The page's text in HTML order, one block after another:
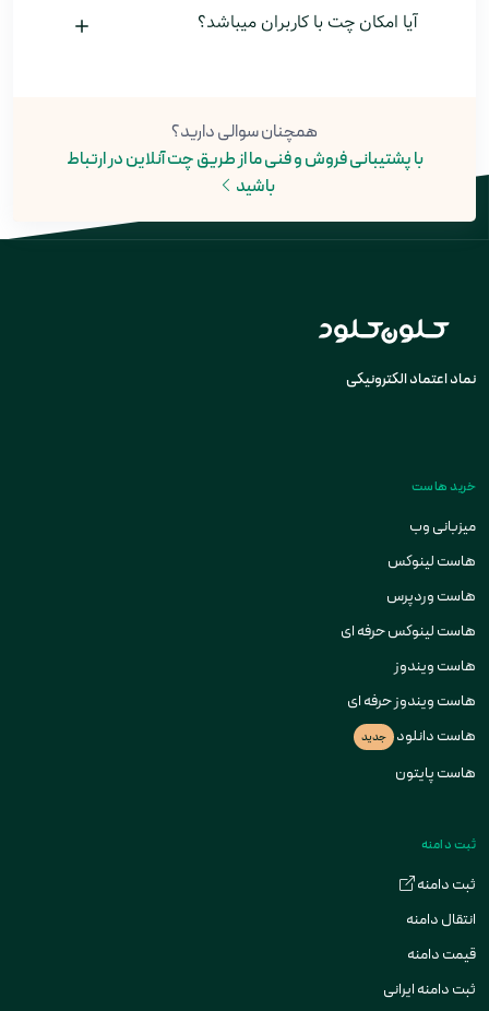
آیا امکان چت با کاربران میباشد؟
همچنان سوالی دارید؟
با پشتیبانی فروش و فنی ما از طریق چت آنلاین در ارتباط
باشید
نماد اعتماد الکترونیکی
خرید هاست
میزبانی وب
هاست لینوکس
هاست وردپرس
هاست لینوکس حرفه ای
هاست ویندوز
هاست ویندوز حرفه ای
هاست دانلود
جدید
هاست پایتون
ثبت دامنه
ثبت دامنه
انتقال دامنه
قیمت دامنه
ثبت دامنه ایرانی